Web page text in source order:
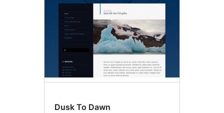
Dusk To Dawn